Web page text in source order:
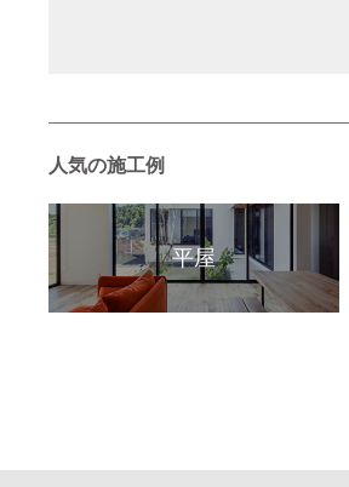
人気の施工例
平屋